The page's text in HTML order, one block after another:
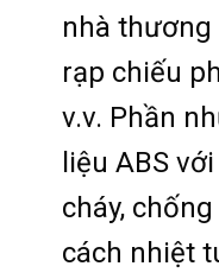
nhà thương
rạp chiếu
v.v. Phần
liệu ABS
cháy,
cách nhiệt